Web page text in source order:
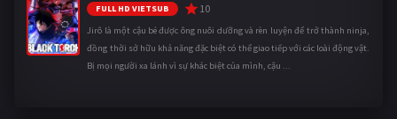
FULL HD VIETSUB 10
Jirô là một cậu bé được ông nuôi dưỡng và rèn luyện để trở thành ninja,
đồng thời sở hữu khả năng đặc biệt có thể giao tiếp với các loài động vật.
Bị mọi người xa lánh vì sự khác biệt của mình, cậu ...